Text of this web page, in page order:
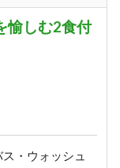
愉しむ2食付
ウォッシュ